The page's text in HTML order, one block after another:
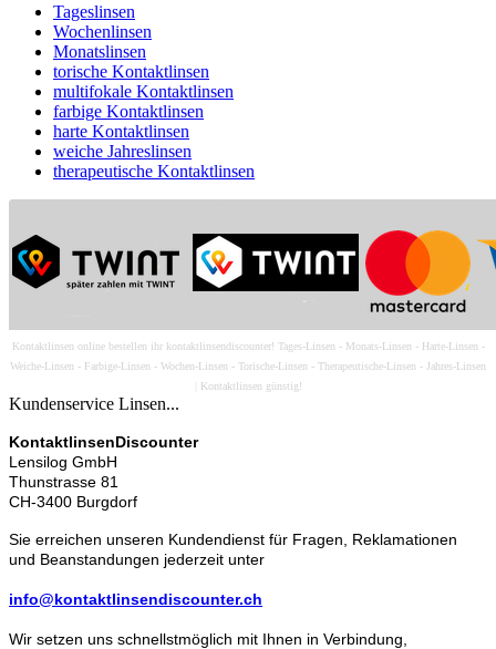
Tageslinsen
Wochenlinsen
Monatslinsen
torische Kontaktlinsen
multifokale Kontaktlinsen
farbige Kontaktlinsen
harte Kontaktlinsen
weiche Jahreslinsen
therapeutische Kontaktlinsen
Kontaktlinsen online bestellen ihr kontaktlinsendiscounter! Tages-Linsen - Monats-Linsen - Harte-Linsen -
Weiche-Linsen - Farbige-Linsen - Wochen-Linsen - Torische-Linsen - Therapeutische-Linsen - Jahres-Linsen
| Kontaktlinsen günstig!
Kundenservice Linsen...
KontaktlinsenDiscounter
Lensilog GmbH
Thunstrasse 81
CH-3400 Burgdorf
Sie erreichen unseren Kundendienst für Fragen, Reklamationen
und Beanstandungen jederzeit unter
info@kontaktlinsendiscounter.ch
Wir setzen uns schnellstmöglich mit Ihnen in Verbindung,